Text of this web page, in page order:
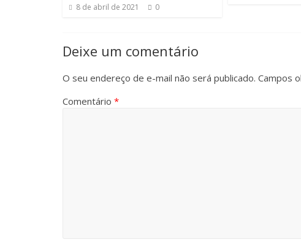
8 de abril de 2021 0
Deixe um comentário
O seu endereço de e-mail não será publicado. Campos
Comentário *